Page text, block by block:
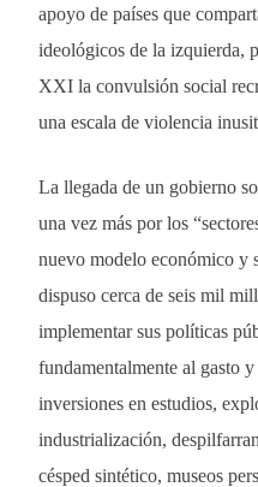
apoyo de países que
ideológicos de la izquierda,
XXI la convulsión social
una escala de violencia
La llegada de un gobierno
una vez más por los
nuevo modelo económico y
dispuso cerca de seis mil
implementar sus políticas
fundamentalmente al gasto
inversiones en estudios,
industrialización,
césped sintético, museos